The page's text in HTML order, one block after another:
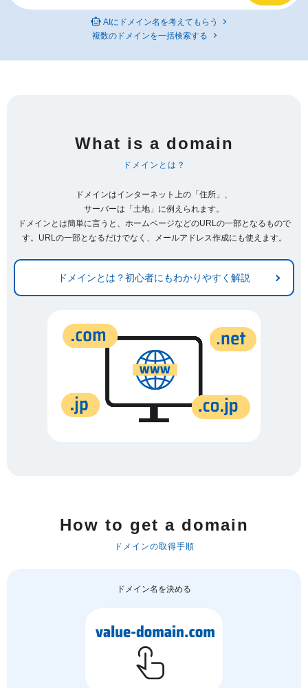
AIにドメイン名を考えてもらう
複数のドメインを一括検索する
What is a domain
ドメインとは？
ドメインはインターネット上の「住所」、
サーバーは「土地」に例えられます。
ドメインとは簡単に言うと、ホームページなどのURLの一部となるもので
す。URLの一部となるだけでなく、メールアドレス作成にも使えます。
ドメインとは？初心者にもわかりやすく解説
How to get a domain
ドメインの取得手順
ドメイン名を決める